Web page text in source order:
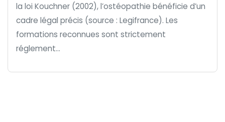
la loi Kouchner (2002), l’ostéopathie bénéficie d’un
cadre légal précis (source : Legifrance). Les
formations reconnues sont strictement
réglement...